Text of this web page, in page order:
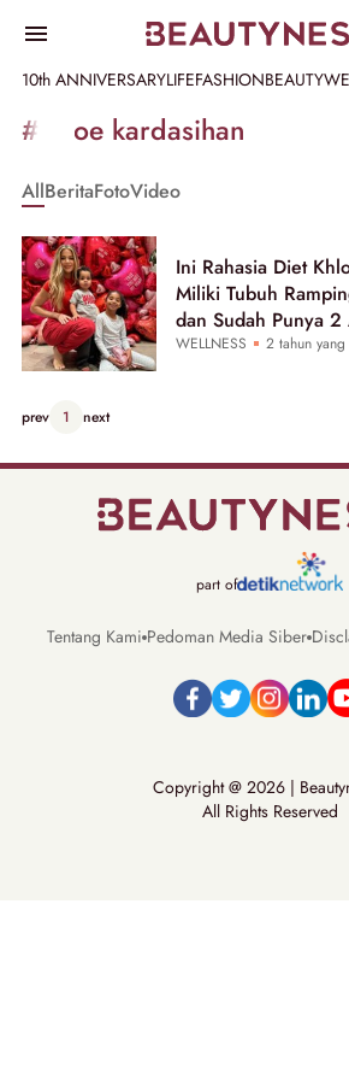
10th ANNIVERSARYLIFEFASHIONBEAUTY
Informasi
[GET_DATA_TITLE]
Beautynesia
#khloe kardasihan
AllBeritaFotoVideo
Ini Rahasia Diet
Miliki Tubuh
dan Sudah Punya 2
WELLNESS 2 tahun
prev 1 next
part of
Tentang Kami Pedoman Media Siber
Copyright @ 2026 |
All Rights Reserved